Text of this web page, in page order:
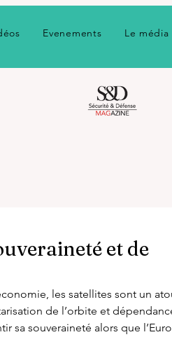
Evenements Le média
et de
les satellites sont un
de l’orbite et
sa souveraineté alors que